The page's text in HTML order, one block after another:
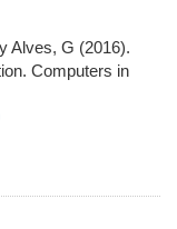
Alves, G (2016).
Computers in